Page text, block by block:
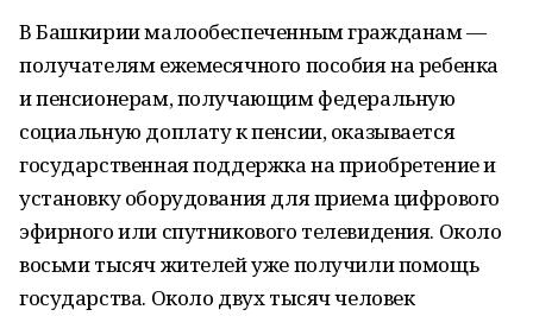
В Башкирии малообеспеченным гражданам —
получателям ежемесячного пособия на ребенка
и пенсионерам, получающим федеральную
социальную доплату к пенсии, оказывается
государственная поддержка на приобретение и
установку оборудования для приема цифрового
эфирного или спутникового телевидения. Около
восьми тысяч жителей уже получили помощь
государства. Около двух тысяч человек